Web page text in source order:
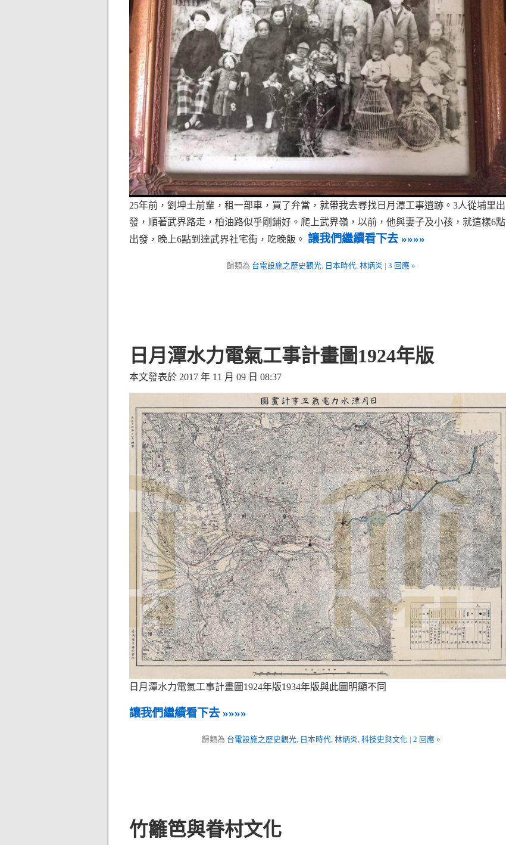
25年前，劉坤土前輩，租一部車，買了弁當，就帶我去尋找日月潭工事遺跡。3人從埔里出
發，順著武界路走，柏油路似乎剛鋪好。爬上武界嶺，以前，他與妻子及小孩，就這樣6點
出發，晚上6點到達武界社宅街，吃晚飯。 讓我們繼續看下去 »»»»
歸類為 台電設施之歷史觀光, 日本時代, 林炳炎 3 回應 »
日月潭水力電氣工事計畫圖1924年版
本文發表於 2017 年 11 月 09 日 08:37
日月潭水力電氣工事計畫圖1924年版1934年版與此圖明顯不同
讓我們繼續看下去 »»»»
歸類為 台電設施之歷史觀光, 日本時代, 林炳炎, 科技史與文化 2 回應 »
竹籬笆與眷村文化